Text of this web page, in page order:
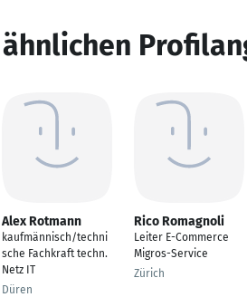
Alex Rotmann
kaufmännisch/techni
sche Fachkraft techn.
Netz IT
Düren
Rico Romagnoli
Leiter E-Commerce
Migros-Service
Zürich